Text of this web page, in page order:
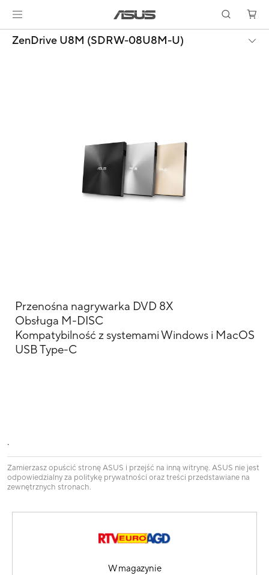
ZenDrive U8M (SDRW-08U8M-U)
Przenośna nagrywarka DVD 8X
Obsługa M-DISC
Kompatybilność z systemami Windows i MacOS
USB Type-C
.
Zamierzasz opuścić stronę ASUS i przejść na inną witrynę. ASUS nie jest
odpowiedzialny za politykę prywatności oraz treści przedstawiane na
zewnętrznych stronach.
W magazynie